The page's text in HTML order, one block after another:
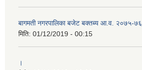
बागमती नगरपालिका बजेट बक्तब्य आ.व. २०७५-७६
मिति: 01/12/2019 - 00:15
।